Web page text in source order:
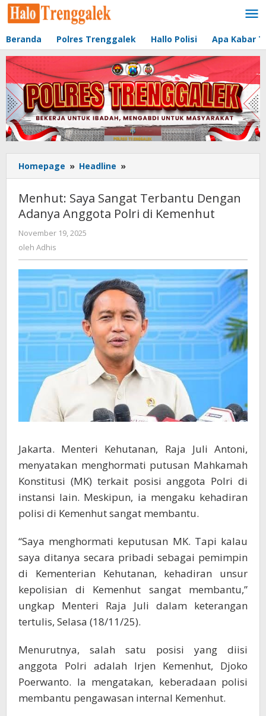
Lewati
ke
Beranda Polres Trenggalek Hallo Polisi Apa Kabar
Homepage » Headline »
Saya
Terbantu
Dengan
Kemenhut
Menhut: Saya Sangat Terbantu Dengan
Adanya Anggota Polri di Kemenhut
November 19, 2025
oleh Adhis
Jakarta. Menteri Kehutanan, Raja Juli Antoni,
menyatakan menghormati putusan Mahkamah
Konstitusi (MK) terkait posisi anggota Polri di
instansi lain. Meskipun, ia mengaku kehadiran
polisi di Kemenhut sangat membantu.
“Saya menghormati keputusan MK. Tapi kalau
saya ditanya secara pribadi sebagai pemimpin
di Kementerian Kehutanan, kehadiran unsur
kepolisian di Kemenhut sangat membantu,”
ungkap Menteri Raja Juli dalam keterangan
tertulis, Selasa (18/11/25).
Menurutnya, salah satu posisi yang diisi
anggota Polri adalah Irjen Kemenhut, Djoko
Poerwanto. Ia mengatakan, keberadaan polisi
membantu pengawasan internal Kemenhut.